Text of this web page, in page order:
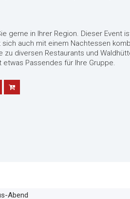
gerne in Ihrer Region. Dieser Event
auch mit einem Nachtessen
zu diversen Restaurants und
Passendes für Ihre Gruppe.
Abend